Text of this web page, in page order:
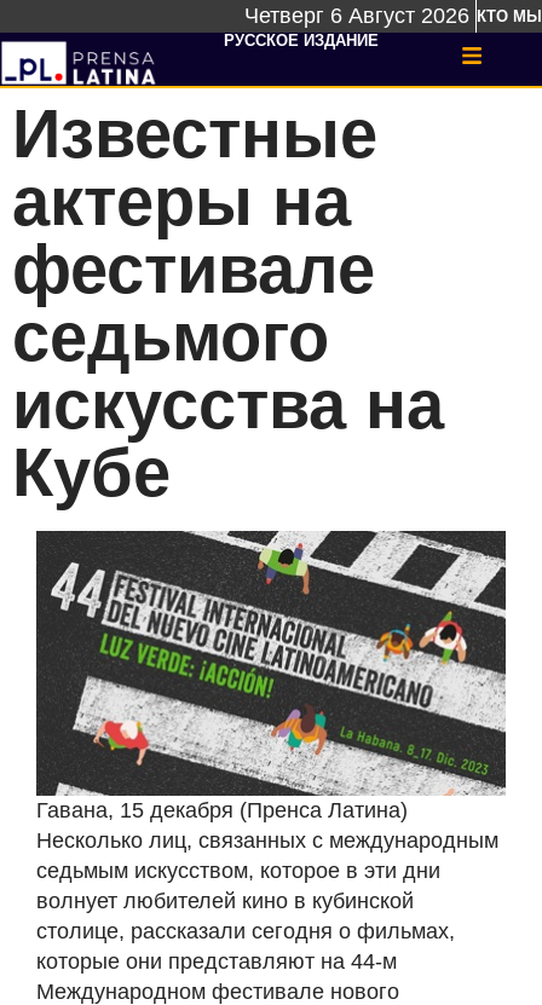
Четверг 6 Август 2026 КТО МЫ
РУССКОЕ ИЗДАНИЕ
Известные
актеры на
фестивале
седьмого
искусства на
Кубе
Гавана, 15 декабря (Пренса Латина)
Несколько лиц, связанных с международным
седьмым искусством, которое в эти дни
волнует любителей кино в кубинской
столице, рассказали сегодня о фильмах,
которые они представляют на 44-м
Международном фестивале нового